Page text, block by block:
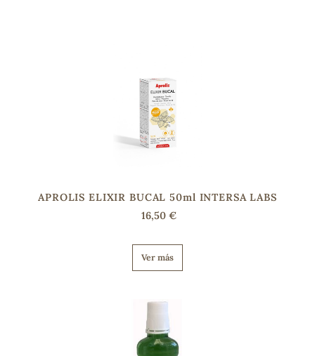
APROLIS ELIXIR BUCAL 50ml INTERSA LABS
16,50 €
Ver más